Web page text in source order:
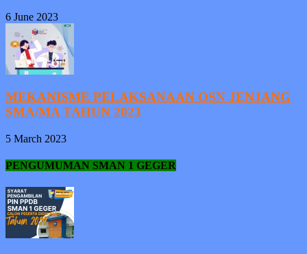
6 June 2023
MEKANISME PELAKSANAAN OSN JENJANG
SMA/MA TAHUN 2023
5 March 2023
PENGUMUMAN SMAN 1 GEGER